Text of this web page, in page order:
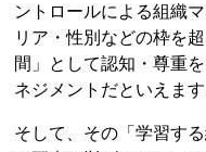
ントロールによる組織
リア・性別などの枠を
間」として認知・尊重
ネジメントだといえます
そして、その「学習す